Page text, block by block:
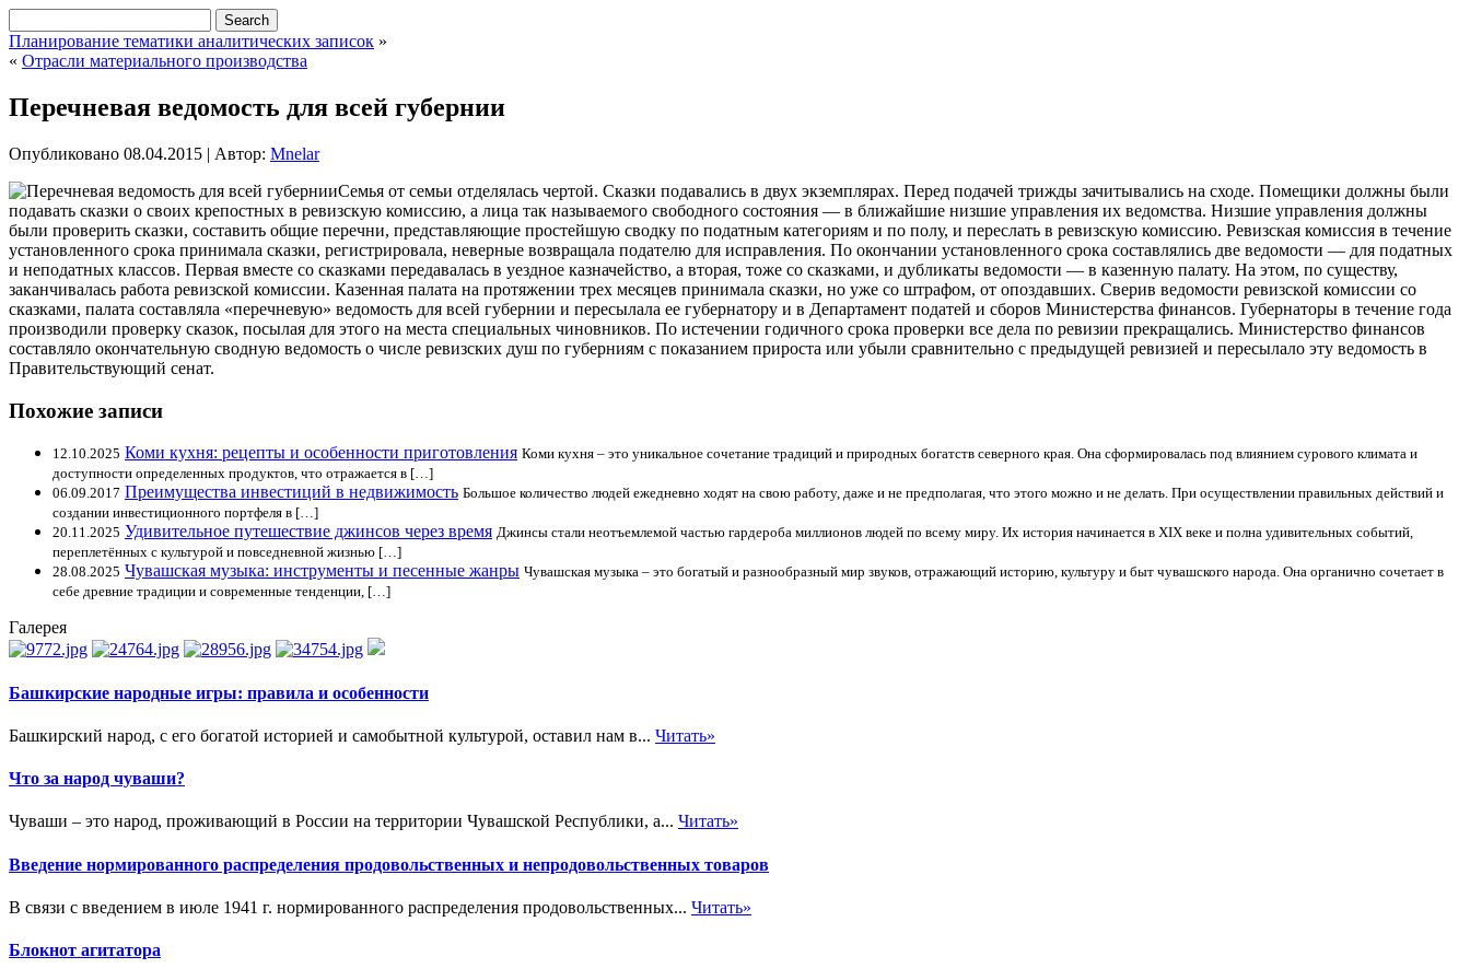
Планирование тематики аналитических записок »
« Отрасли материального производства
Перечневая ведомость для всей губернии
Опубликовано 08.04.2015 | Автор: Mnelar
Семья от семьи отделялась чертой. Сказки подавались в двух экземплярах. Перед подачей трижды зачитывались на сходе. Помещики должны были
подавать сказки о своих крепостных в ревизскую комиссию, а лица так называемого свободного состояния — в ближайшие низшие управления их ведомства. Низшие управления должны
были проверить сказки, составить общие перечни, представляющие простейшую сводку по податным категориям и по полу, и переслать в ревизскую комиссию. Ревизская комиссия в течение
установленного срока принимала сказки, регистрировала, неверные возвращала подателю для исправления. По окончании установленного срока составлялись две ведомости — для податных
и неподатных классов. Первая вместе со сказками передавалась в уездное казначейство, а вторая, тоже со сказками, и дубликаты ведомости — в казенную палату. На этом, по существу,
заканчивалась работа ревизской комиссии. Казенная палата на протяжении трех месяцев принимала сказки, но уже со штрафом, от опоздавших. Сверив ведомости ревизской комиссии со
сказками, палата составляла «перечневую» ведомость для всей губернии и пересылала ее губернатору и в Департамент податей и сборов Министерства финансов. Губернаторы в течение года
производили проверку сказок, посылая для этого на места специальных чиновников. По истечении годичного срока проверки все дела по ревизии прекращались. Министерство финансов
составляло окончательную сводную ведомость о числе ревизских душ по губерниям с показанием прироста или убыли сравнительно с предыдущей ревизией и пересылало эту ведомость в
Правительствующий сенат.
Похожие записи
12.10.2025 Коми кухня: рецепты и особенности приготовления Коми кухня – это уникальное сочетание традиций и природных богатств северного края. Она сформировалась под влиянием сурового климата и
доступности определенных продуктов, что отражается в […]
06.09.2017 Преимущества инвестиций в недвижимость Большое количество людей ежедневно ходят на свою работу, даже и не предполагая, что этого можно и не делать. При осуществлении правильных действий и
создании инвестиционного портфеля в […]
20.11.2025 Удивительное путешествие джинсов через время Джинсы стали неотъемлемой частью гардероба миллионов людей по всему миру. Их история начинается в XIX веке и полна удивительных событий,
переплетённых с культурой и повседневной жизнью […]
28.08.2025 Чувашская музыка: инструменты и песенные жанры Чувашская музыка – это богатый и разнообразный мир звуков, отражающий историю, культуру и быт чувашского народа. Она органично сочетает в
себе древние традиции и современные тенденции, […]
Галерея
Башкирские народные игры: правила и особенности
Башкирский народ, с его богатой историей и самобытной культурой, оставил нам в... Читать»
Что за народ чуваши?
Чуваши – это народ, проживающий в России на территории Чувашской Республики, а... Читать»
Введение нормированного распределения продовольственных и непродовольственных товаров
В связи с введением в июле 1941 г. нормированного распределения продовольственных... Читать»
Блокнот агитатора